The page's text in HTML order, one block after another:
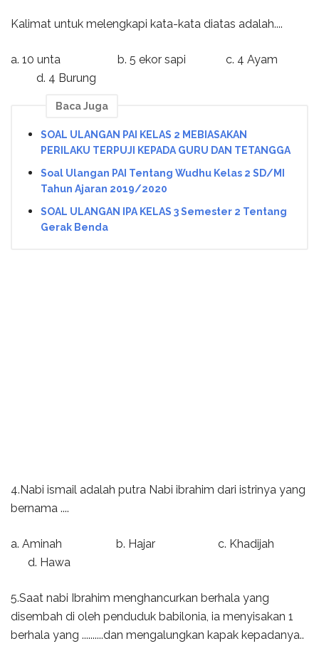
Kalimat untuk melengkapi kata-kata diatas adalah....
a. 10 unta b. 5 ekor sapi c. 4 Ayam
d. 4 Burung
Baca Juga
SOAL ULANGAN PAI KELAS 2 MEBIASAKAN
PERILAKU TERPUJI KEPADA GURU DAN TETANGGA
Soal Ulangan PAI Tentang Wudhu Kelas 2 SD/MI
Tahun Ajaran 2019/2020
SOAL ULANGAN IPA KELAS 3 Semester 2 Tentang
Gerak Benda
4.Nabi ismail adalah putra Nabi ibrahim dari istrinya yang
bernama ....
a. Aminah b. Hajar c. Khadijah
d. Hawa
5.Saat nabi Ibrahim menghancurkan berhala yang
disembah di oleh penduduk babilonia, ia menyisakan 1
berhala yang ..........dan mengalungkan kapak kepadanya..